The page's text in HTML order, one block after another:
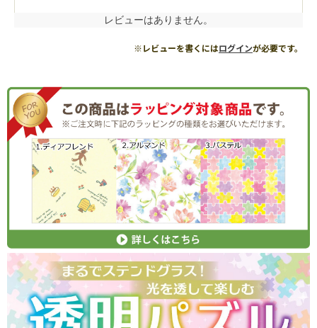
レビューはありません。
※レビューを書くにはログインが必要です。